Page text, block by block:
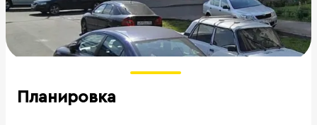
Планировка